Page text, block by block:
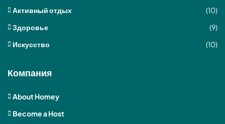
Активный отдых
(10)
Здоровье
(9)
Искусство
(10)
Компания
About Homey
Become a Host